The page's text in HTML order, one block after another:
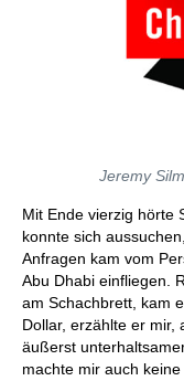
Jeremy
Mit Ende vierzig hörte
konnte sich
Anfragen kam vom
Abu Dhabi einfliegen.
am Schachbrett, kam
Dollar, erzählte er mir,
äußerst
machte mir auch